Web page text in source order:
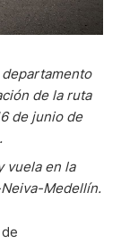
de la ruta
de junio de
vuela en la
Medellín.